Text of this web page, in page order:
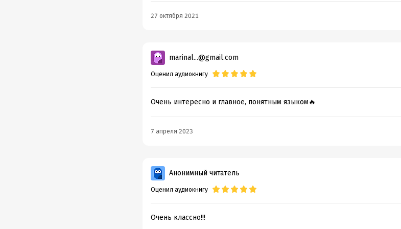
27 октября 2021
marinal...@gmail.com
Оценил аудиокнигу
Очень интересно и главное, понятным языком🔥
7 апреля 2023
Анонимный читатель
Оценил аудиокнигу
Очень классно!!!